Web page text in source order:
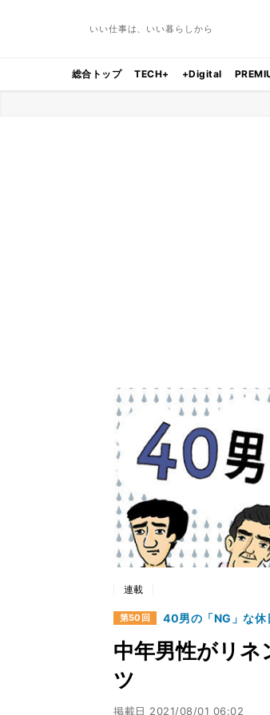
いい仕事は、いい暮らしから
総合トップ TECH+ +Digital
連載
第50回 40男の「NG」な休
中年男性がリ
ツ
掲載日 2021/08/01 06:02